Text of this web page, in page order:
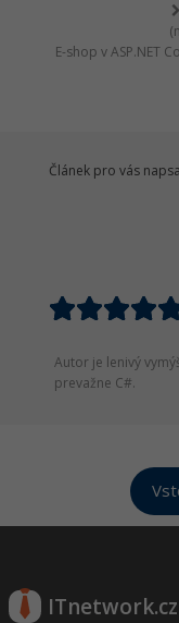
E-shop v ASP.NET
Článek pro vás
Autor je lenivý
prevažne C#.
ITnetwork.cz